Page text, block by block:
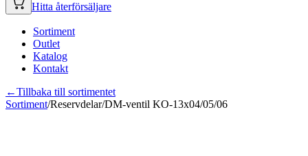
Hitta återförsäljare
Sortiment
Outlet
Katalog
Kontakt
←Tillbaka till sortimentet
Sortiment/Reservdelar/DM-ventil KO-13x04/05/06